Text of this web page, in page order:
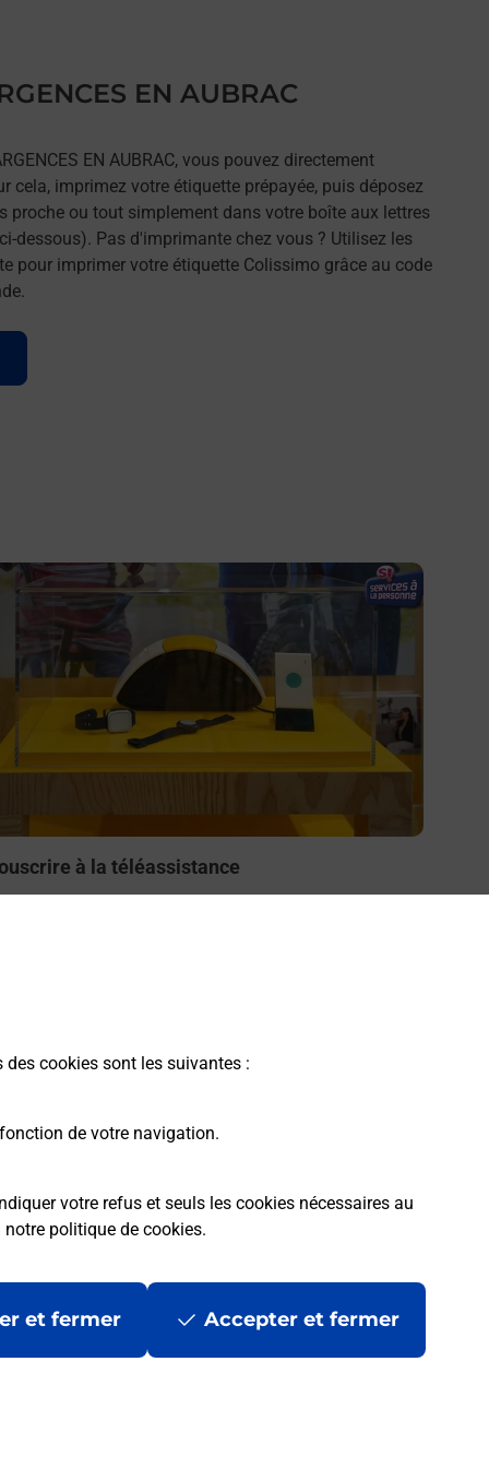
cookies sont les suivantes :
de votre navigation.
votre refus et seuls les cookies nécessaires au
notre politique de cookies.
et fermer Accepter et fermer
EN AUBRAC
EN AUBRAC, vous pouvez directement
cela, imprimez votre étiquette prépayée, puis déposez
proche ou tout simplement dans votre boîte aux lettres
dessous). Pas d'imprimante chez vous ? Utilisez les
pour imprimer votre étiquette Colissimo grâce au code
savoir plus
à la téléassistance
?